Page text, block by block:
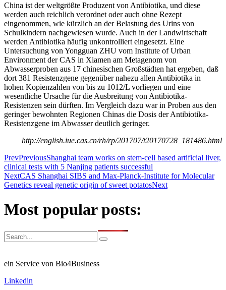
China ist der weltgrößte Produzent von Antibiotika, und diese
werden auch reichlich verordnet oder auch ohne Rezept
eingenommen, wie kürzlich an der Belastung des Urins von
Schulkindern nachgewiesen wurde. Auch in der Landwirtschaft
werden Antibiotika häufig unkontrolliert eingesetzt. Eine
Untersuchung von Yongguan ZHU vom Institute of Urban
Environment der CAS in Xiamen am Metagenom von
Abwasserproben aus 17 chinesischen Großstädten hat ergeben, daß
dort 381 Resistenzgene gegenüber nahezu allen Antibiotika in
hohen Kopienzahlen von bis zu 1012/L vorliegen und eine
wesentliche Ursache für die Ausbreitung von Antibiotika-
Resistenzen sein dürften. Im Vergleich dazu war in Proben aus den
geringer bewohnten Regionen Chinas die Dosis der Antibiotika-
Resistenzgene im Abwasser deutlich geringer.
http://english.iue.cas.cn/rh/rp/201707/t20170728_181486.html
PrevPreviousShanghai team works on stem-cell based artificial liver,
clinical tests with 5 Nanjing patients successful
NextCAS Shanghai SIBS and Max-Planck-Institute for Molecular
Genetics reveal genetic origin of sweet potatosNext
Most popular posts:
ein Service von Bio4Business
Linkedin